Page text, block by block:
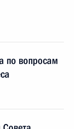
по вопросам